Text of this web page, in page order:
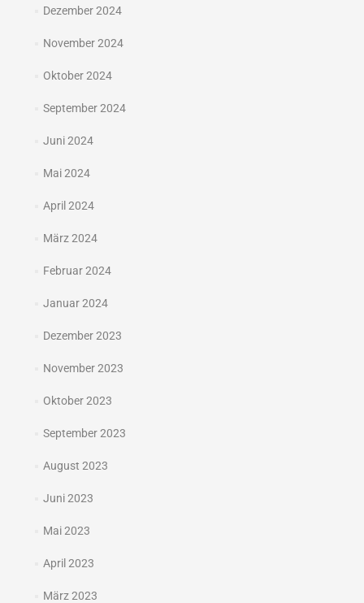
Dezember 2024
November 2024
Oktober 2024
September 2024
Juni 2024
Mai 2024
April 2024
März 2024
Februar 2024
Januar 2024
Dezember 2023
November 2023
Oktober 2023
September 2023
August 2023
Juni 2023
Mai 2023
April 2023
März 2023